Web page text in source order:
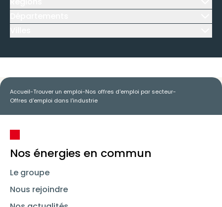
Accueil-Trouver un emploi-Nos offres d'emploi par secteur-
Offres d'emploi dans l'industrie
Nos énergies en commun
Le groupe
Nous rejoindre